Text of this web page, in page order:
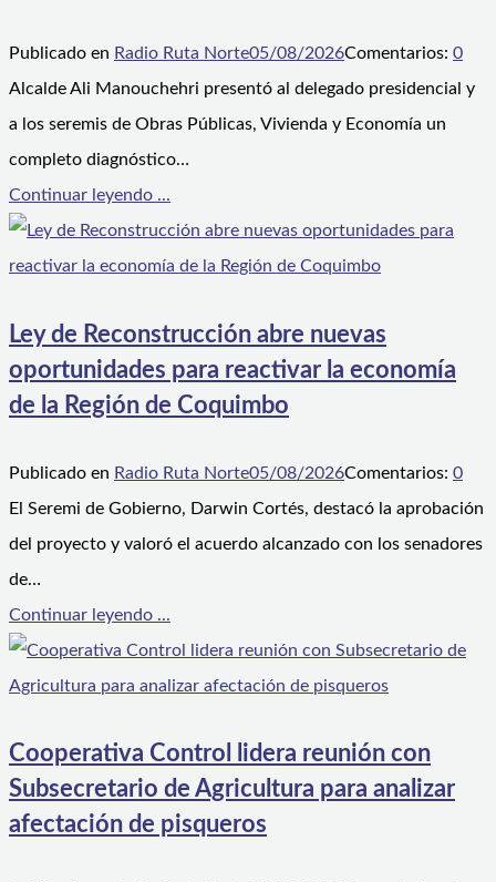
Publicado en Radio Ruta Norte05/08/2026Comentarios: 0
Alcalde Ali Manouchehri presentó al delegado presidencial y
a los seremis de Obras Públicas, Vivienda y Economía un
completo diagnóstico…
Continuar leyendo ...
Ley de Reconstrucción abre nuevas
oportunidades para reactivar la economía
de la Región de Coquimbo
Publicado en Radio Ruta Norte05/08/2026Comentarios: 0
El Seremi de Gobierno, Darwin Cortés, destacó la aprobación
del proyecto y valoró el acuerdo alcanzado con los senadores
de…
Continuar leyendo ...
Cooperativa Control lidera reunión con
Subsecretario de Agricultura para analizar
afectación de pisqueros